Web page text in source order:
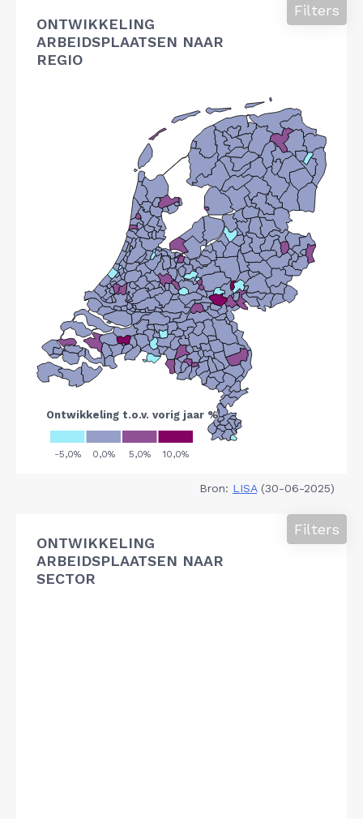
ONTWIKKELING
ARBEIDSPLAATSEN NAAR
REGIO
Filters
Bron: LISA(30-06-2025)
ONTWIKKELING
ARBEIDSPLAATSEN NAAR
SECTOR
Filters